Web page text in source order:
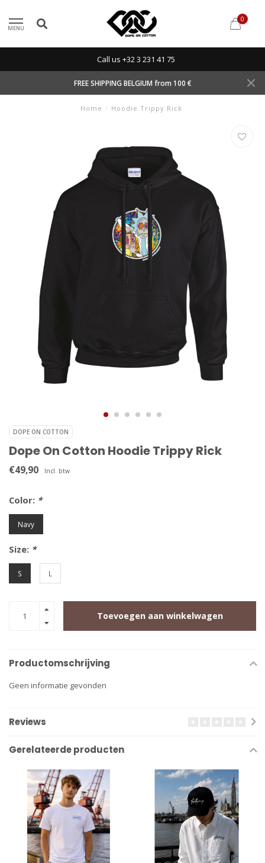
MENU
0
Call us +32 3 231 41 75
FREE SHIPPING BELGIUM from 100 €
Home / Hoodie Trippy Rick
DOPE ON COTTON
Dope On Cotton Hoodie Trippy Rick
€49,90 Incl. btw
Color: *
Navy
Size: *
S L
Toevoegen aan winkelwagen
Productomschrijving
Geen informatie gevonden
Reviews
Gerelateerde producten